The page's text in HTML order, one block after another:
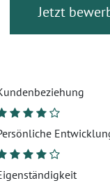
Jetzt